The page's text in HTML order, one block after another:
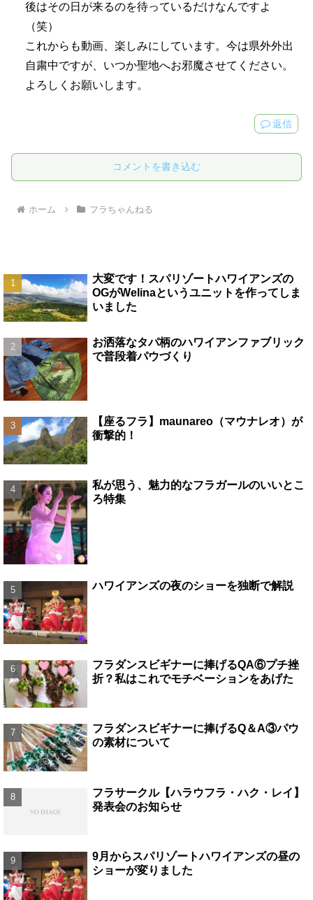
後はその日が来るのを待っているだけなんですよ
（笑）
これからも動画、楽しみにしています。今は県外外出
自粛中ですが、いつか聖地へお邪魔させてください。
よろしくお願いします。
返信
コメントを書き込む
ホーム フラちゃんねる
大変です！スパリゾートハワイアンズの
OGがWelinaというユニットを作ってしま
いました
お洒落なタパ柄のハワイアンファブリック
で普段着パウづくり
【座るフラ】maunareo（マウナレオ）が
衝撃的！
私が思う、魅力的なフラガールのいいとこ
ろ特集
ハワイアンズの夜のショーを独断で解説
フラダンスビギナーに捧げるQA⑥プチ挫
折？私はこれでモチベーションをあげた
フラダンスビギナーに捧げるQ＆A③パウ
の素材について
フラサークル【ハラウフラ・ハク・レイ】
発表会のお知らせ
9月からスパリゾートハワイアンズの昼の
ショーが変りました